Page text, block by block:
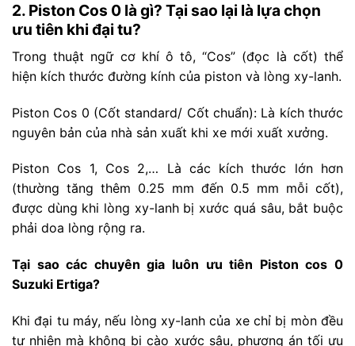
2. Piston Cos 0 là gì? Tại sao lại là lựa chọn
ưu tiên khi đại tu?
Trong thuật ngữ cơ khí ô tô, “Cos” (đọc là cốt) thể
hiện kích thước đường kính của piston và lòng xy-lanh.
Piston Cos 0 (Cốt standard/ Cốt chuẩn): Là kích thước
nguyên bản của nhà sản xuất khi xe mới xuất xưởng.
Piston Cos 1, Cos 2,… Là các kích thước lớn hơn
(thường tăng thêm 0.25 mm đến 0.5 mm mỗi cốt),
được dùng khi lòng xy-lanh bị xước quá sâu, bắt buộc
phải doa lòng rộng ra.
Tại sao các chuyên gia luôn ưu tiên Piston cos 0
Suzuki Ertiga?
Khi đại tu máy, nếu lòng xy-lanh của xe chỉ bị mòn đều
tự nhiên mà không bị cào xước sâu, phương án tối ưu